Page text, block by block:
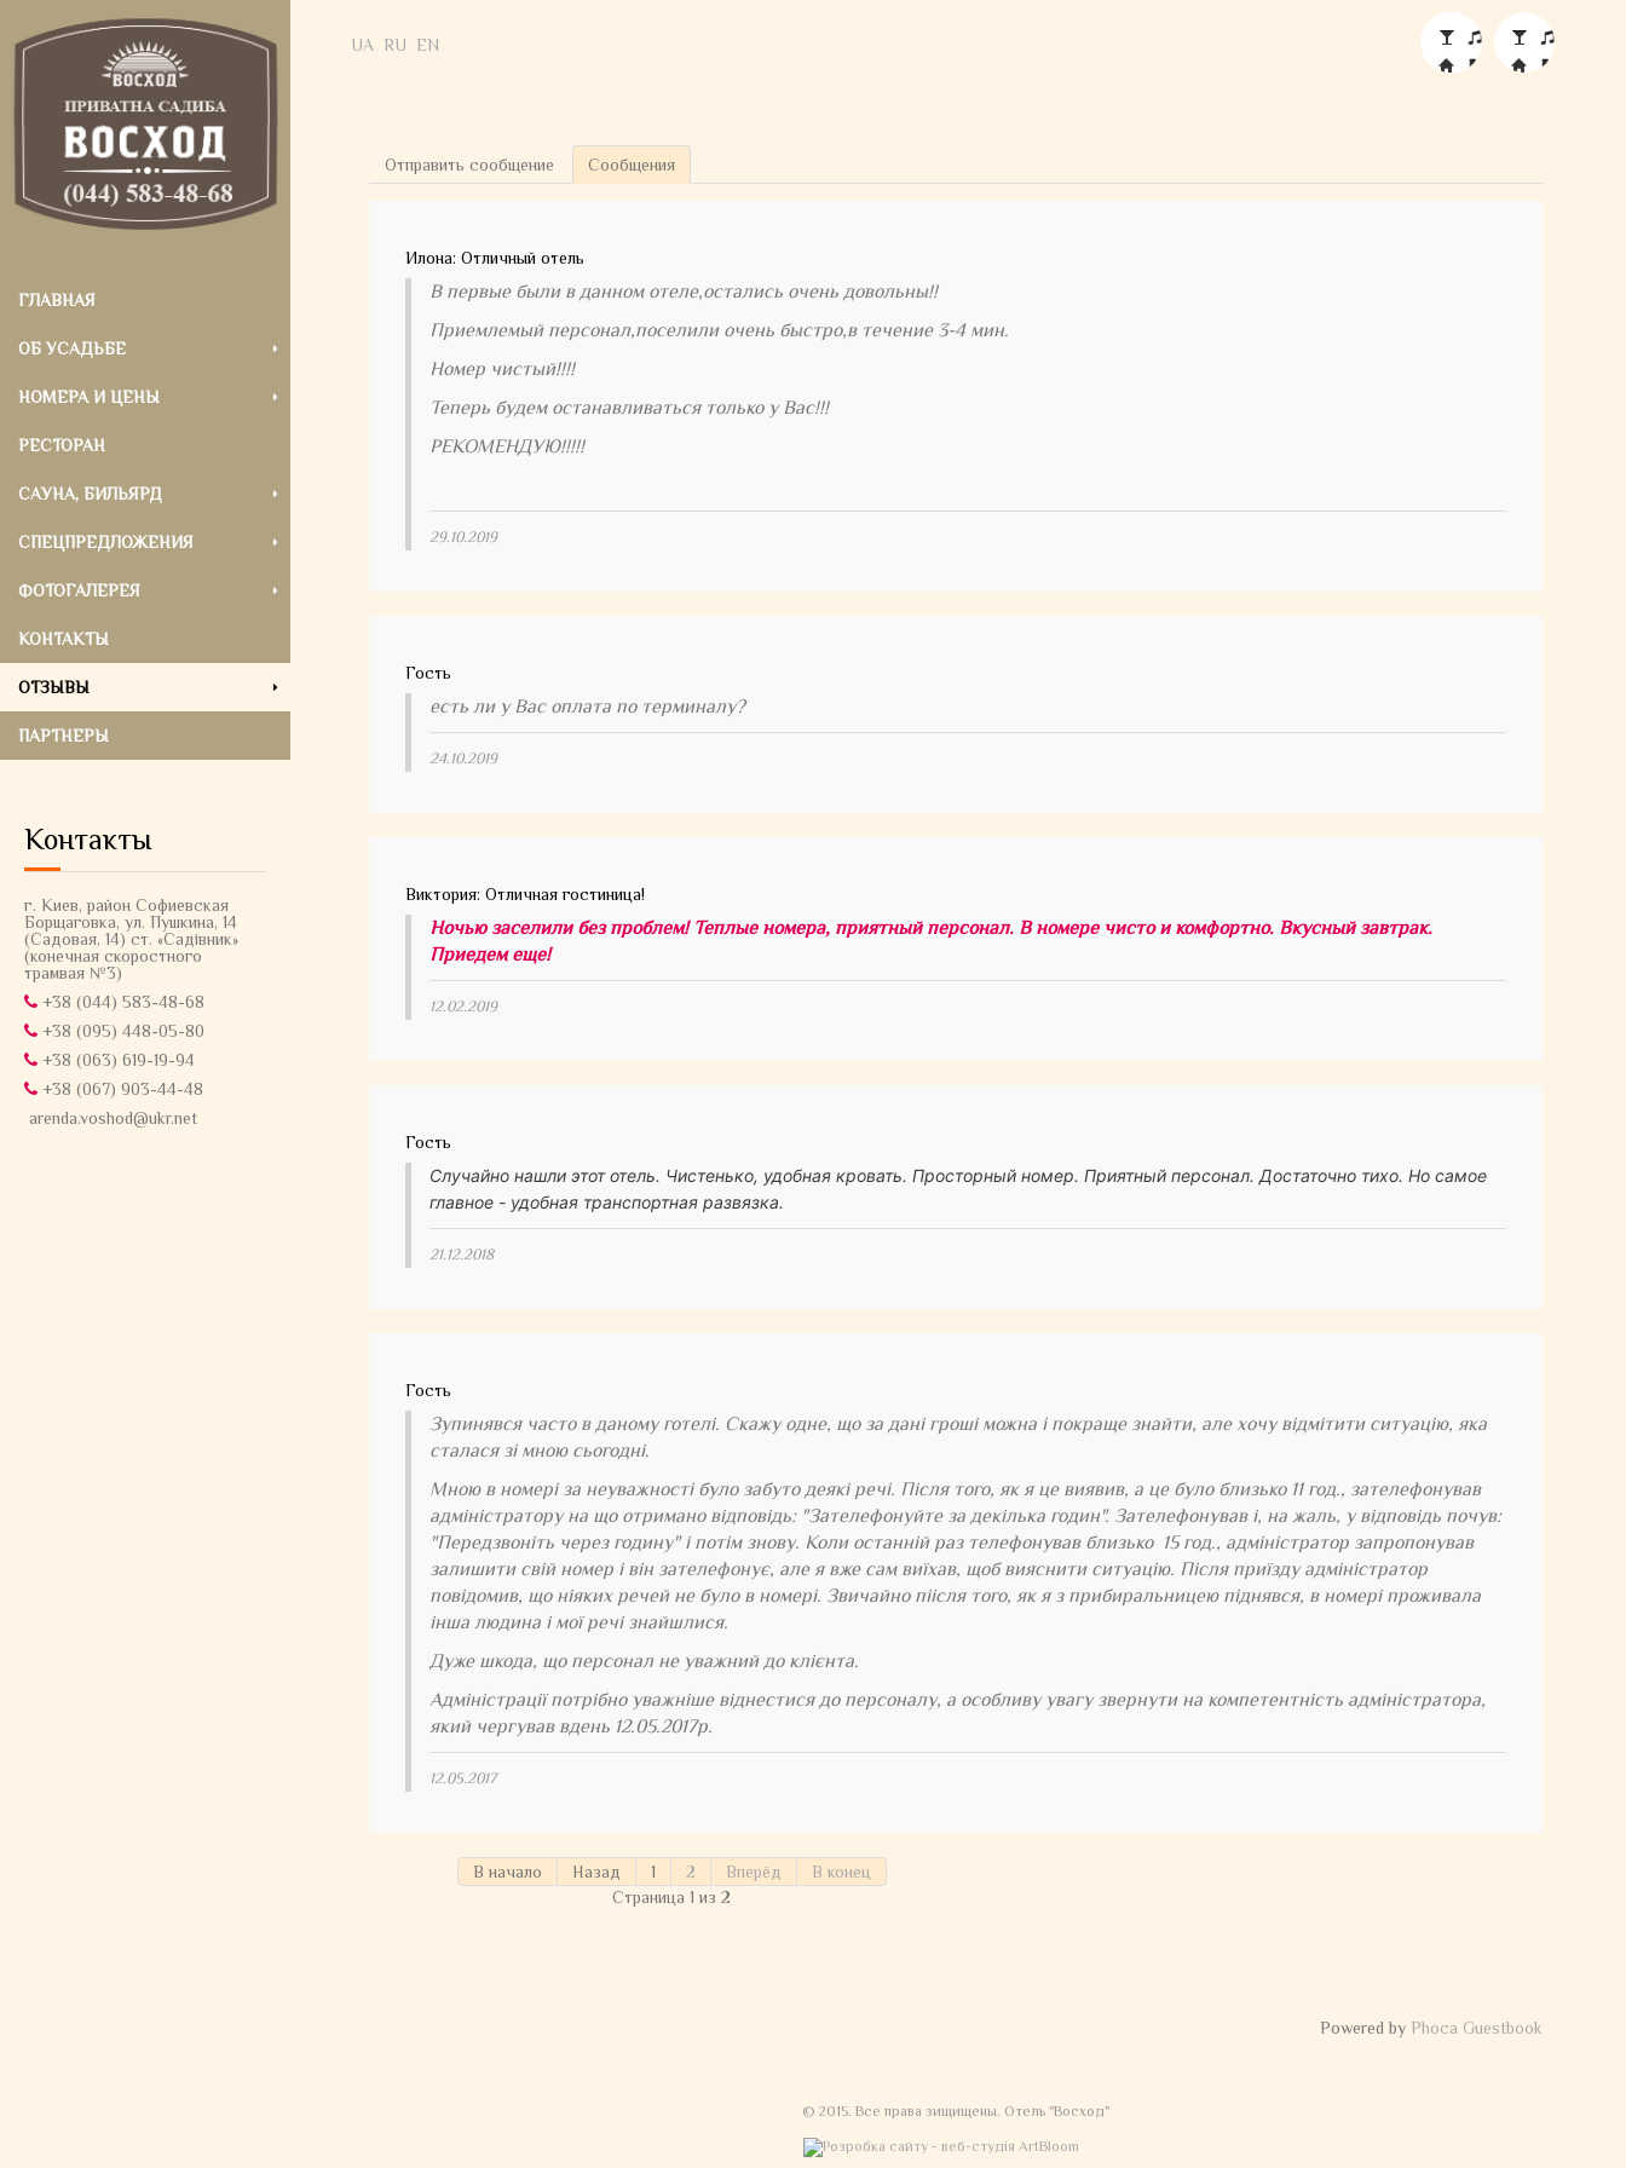
ГЛАВНАЯ
ОБ УСАДЬБЕ
НОМЕРА И ЦЕНЫ
РЕСТОРАН
САУНА, БИЛЬЯРД
СПЕЦПРЕДЛОЖЕНИЯ
ФОТОГАЛЕРЕЯ
КОНТАКТЫ
ОТЗЫВЫ
ПАРТНЕРЫ
Контакты
г. Киев, район Софиевская
Борщаговка, ул. Пушкина, 14
(Садовая, 14) ст. «Садiвник»
(конечная скоростного
трамвая №3)
+38 (044) 583-48-68
+38 (095) 448-05-80
+38 (063) 619-19-94
+38 (067) 903-44-48
arenda.voshod@ukr.net
UA RU EN
Отправить сообщение Сообщения
Илона: Отличный отель
В первые были в данном отеле,остались очень довольны!!
Приемлемый персонал,поселили очень быстро,в течение 3-4 мин.
Номер чистый!!!!
Теперь будем останавливаться только у Вас!!!
РЕКОМЕНДУЮ!!!!!
29.10.2019
Гость
есть ли у Вас оплата по терминалу?
24.10.2019
Виктория: Отличная гостиница!
Ночью заселили без проблем! Теплые номера, приятный персонал. В номере чисто и комфортно. Вкусный завтрак.
Приедем еще!
12.02.2019
Гость
Случайно нашли этот отель. Чистенько, удобная кровать. Просторный номер. Приятный персонал. Достаточно тихо. Но самое
главное - удобная транспортная развязка.
21.12.2018
Гость
Зупинявся часто в даному готелі. Скажу одне, що за дані гроші можна і покраще знайти, але хочу відмітити ситуацію, яка
сталася зі мною сьогодні.
Мною в номері за неуважності було забуто деякі речі. Після того, як я це виявив, а це було близько 11 год., зателефонував
адміністратору на що отримано відповідь: "Зателефонуйте за декілька годин". Зателефонував і, на жаль, у відповідь почув:
"Передзвоніть через годину" і потім знову. Коли останній раз телефонував близько 15 год., адміністратор запропонував
залишити свій номер і він зателефонує, але я вже сам виїхав, щоб вияснити ситуацію. Після приїзду адміністратор
повідомив, що ніяких речей не було в номері. Звичайно піісля того, як я з прибиральницею піднявся, в номері проживала
інша людина і мої речі знайшлися.
Дуже шкода, що персонал не уважний до клієнта.
Адміністрації потрібно уважніше віднестися до персоналу, а особливу увагу звернути на компетентність адміністратора,
який чергував вдень 12.05.2017р.
12.05.2017
В начало Назад 1 2 Вперёд
В конец
Страница 1 из 2
Powered by Phoca Guestbook
© 2015. Все права зищищены. Отель "Восход"